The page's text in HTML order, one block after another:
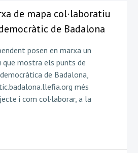
de mapa col·laboratiu
de Badalona
posen en marxa un
que mostra els punts de
de Badalona,
més
i com col·laborar, a la